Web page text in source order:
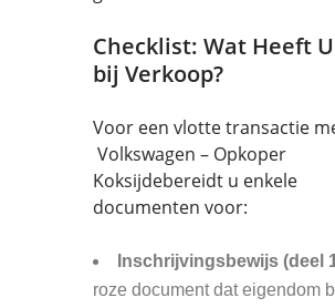
Checklist: Wat Heeft
bij Verkoop?
Voor een vlotte transactie
Volkswagen – Opkoper
Koksijdebereidt u enkele
documenten voor:
Inschrijvingsbewijs (deel
roze document dat eigendom